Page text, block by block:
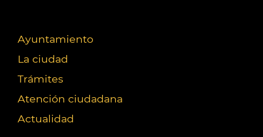
Ayuntamiento
La ciudad
Trámites
Atención ciudadana
Actualidad